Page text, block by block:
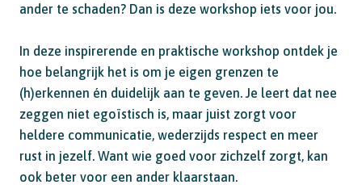
ander te schaden? Dan is deze workshop iets voor jou.
In deze inspirerende en praktische workshop ontdek je
hoe belangrijk het is om je eigen grenzen te
(h)erkennen én duidelijk aan te geven. Je leert dat nee
zeggen niet egoïstisch is, maar juist zorgt voor
heldere communicatie, wederzijds respect en meer
rust in jezelf. Want wie goed voor zichzelf zorgt, kan
ook beter voor een ander klaarstaan.